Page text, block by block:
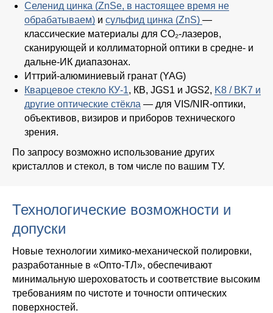
Селенид цинка (ZnSe, в настоящее время не
обрабатываем) и сульфид цинка (ZnS) —
классические материалы для CO₂-лазеров,
сканирующей и коллиматорной оптики в средне- и
дальне-ИК диапазонах.
Иттрий-алюминиевый гранат (YAG)
Кварцевое стекло КУ-1, КВ, JGS1 и JGS2, K8 / BK7 и
другие оптические стёкла — для VIS/NIR-оптики,
объективов, визиров и приборов технического
зрения.
По запросу возможно использование других
кристаллов и стекол, в том числе по вашим ТУ.
Технологические возможности и
допуски
Новые технологии химико-механической полировки,
разработанные в «Опто-ТЛ», обеспечивают
минимальную шероховатость и соответствие высоким
требованиям по чистоте и точности оптических
поверхностей.